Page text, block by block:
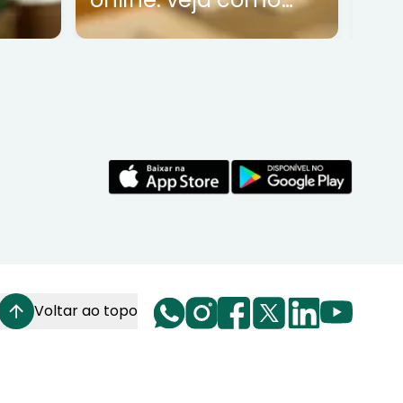
funciona
Voltar ao topo